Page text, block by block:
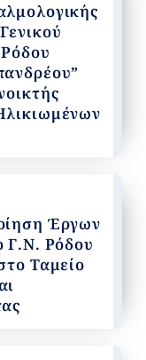
Έργων
Γ.Ν. Ρόδου
Ταμείο